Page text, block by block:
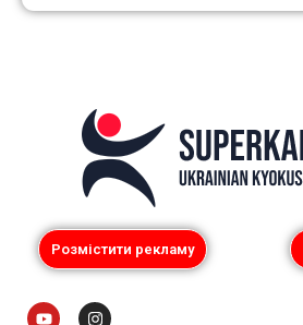
Розмістити рекламу